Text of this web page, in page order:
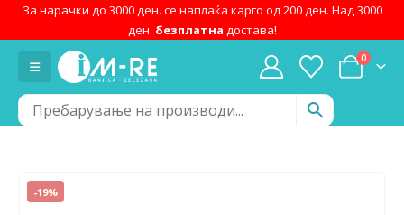
За нарачки до 3000 ден. се наплаќа карго од 200 ден. Над 3000
ден. безплатна достава!
0
-19%